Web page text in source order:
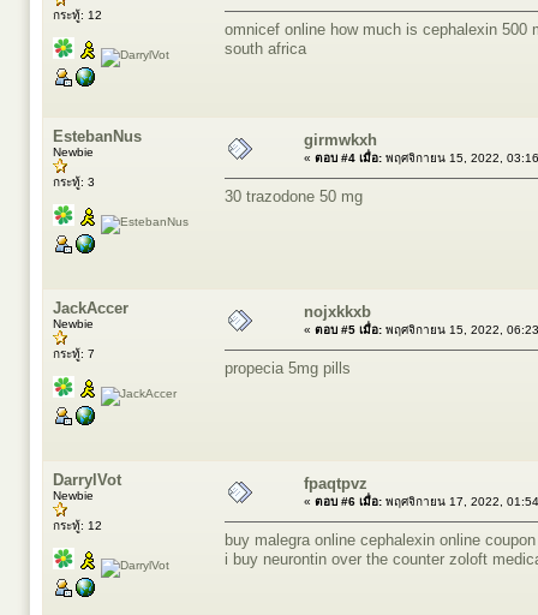
กระทู้: 12
omnicef online how much is cephalexin 500
south africa
EstebanNus
Newbie
กระทู้: 3
girmwkxh
« ตอบ #4 เมื่อ: พฤศจิกายน 15, 2022,
30 trazodone 50 mg
JackAccer
Newbie
กระทู้: 7
nojxkkxb
« ตอบ #5 เมื่อ: พฤศจิกายน 15, 2022,
propecia 5mg pills
DarrylVot
Newbie
กระทู้: 12
fpaqtpvz
« ตอบ #6 เมื่อ: พฤศจิกายน 17, 2022,
buy malegra online cephalexin online coupon
i buy neurontin over the counter zoloft